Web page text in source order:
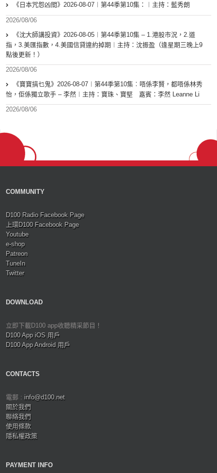
《日本咒怨凶間》2026-08-07︱第44季第10集：︱主持：藍秀朗
2026/08/06
《沈大師講投資》2026-08-05︱第44季第10集 – 1.港股市況，2.道
指，3.美匯指數，4.美國信貸違約掉期︱主持：沈振盈（逢星期三晚上9
點後更新！）
2026/08/06
《寶寶搞乜鬼》2026-08-07︱第44季第10集︰唔係李賢，都唔係林秀
怡，佢係獨立歌手 – 李然︱主持：寶珠、寶堅 嘉賓：李然 Leanne Li
2026/08/06
COMMUNITY
D100 Radio Facebook Page
上環D100 Facebook Page
Youtube
e-shop
Patreon
TuneIn
Twitter
DOWNLOAD
立即下載D100 app收聽精采節目！
D100 App iOS 用戶
D100 App Android 用戶
CONTACTS
電郵 : info@d100.net
關於我們
聯絡我們
使用條款
隱私權政策
PAYMENT INFO